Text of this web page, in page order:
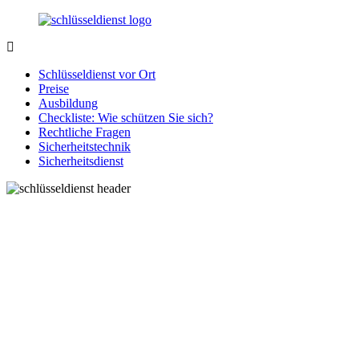
Zurück
Inhalt
Notlage
wird
gelöst!
Schlüsseldienst vor Ort
Preise
Ausbildung
Checkliste: Wie schützen Sie sich?
Rechtliche Fragen
Sicherheitstechnik
Sicherheitsdienst